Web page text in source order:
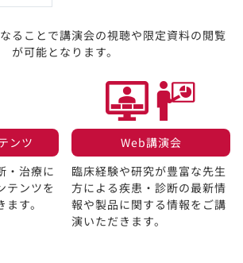
ることで講演会の視聴や限定資料の閲覧
が可能となります。
ンツ​
・治療に
テンツを
す。​
Web講演会​
臨床経験や研究が豊富な先生
方による疾患・診断の最新情
報や製品に関する情報をご講
演いただきます。